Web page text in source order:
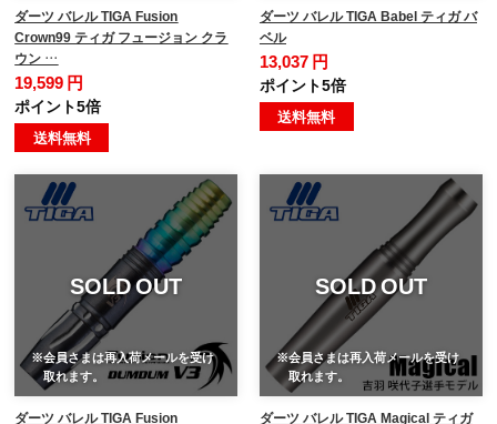
ダーツ バレル TIGA Fusion
Crown99 ティガ フュージョン クラ
ウン …
19,599 円
ポイント5倍
送料無料
ダーツ バレル TIGA Babel ティガ バ
ベル
13,037 円
ポイント5倍
送料無料
SOLD OUT
※会員さまは再入荷メールを受け
取れます。
ダーツ バレル TIGA Fusion
SOLD OUT
※会員さまは再入荷メールを受け
取れます。
ダーツ バレル TIGA Magical ティガ